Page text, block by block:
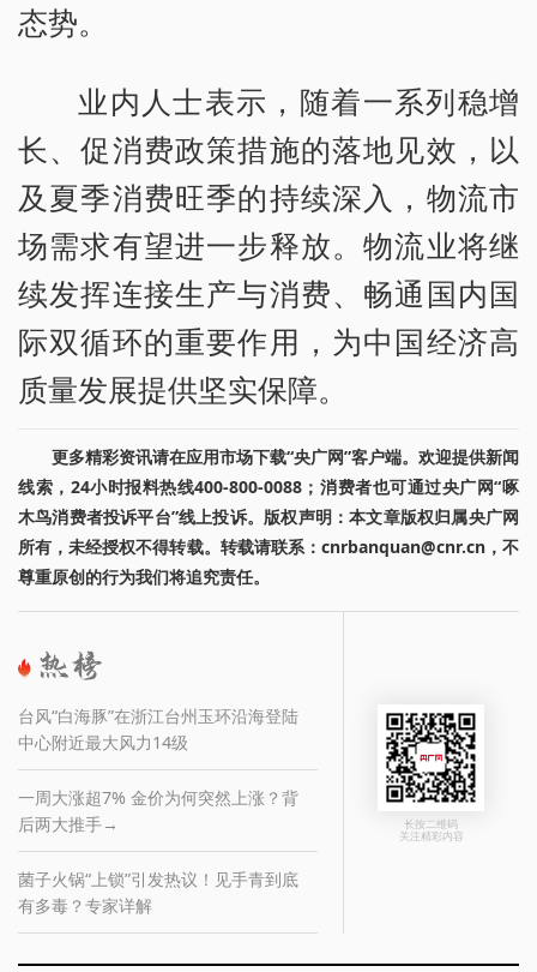
态势。
业内人士表示，随着一系列稳增
长、促消费政策措施的落地见效，以
及夏季消费旺季的持续深入，物流市
场需求有望进一步释放。物流业将继
续发挥连接生产与消费、畅通国内国
际双循环的重要作用，为中国经济高
质量发展提供坚实保障。
更多精彩资讯请在应用市场下载“央广网”客户端。欢迎提供新闻
线索，24小时报料热线400-800-0088；消费者也可通过央广网“啄
木鸟消费者投诉平台”线上投诉。版权声明：本文章版权归属央广网
所有，未经授权不得转载。转载请联系：cnrbanquan@cnr.cn，不
尊重原创的行为我们将追究责任。
台风“白海豚”在浙江台州玉环沿海登陆
中心附近最大风力14级
一周大涨超7% 金价为何突然上涨？背
后两大推手→
菌子火锅“上锁”引发热议！见手青到底
有多毒？专家详解
长按二维码
关注精彩内容